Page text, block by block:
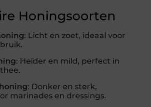
Honingsoorten
: Licht en zoet, ideaal voor
: Helder en mild, perfect in
: Donker en sterk,
marinades en dressings.